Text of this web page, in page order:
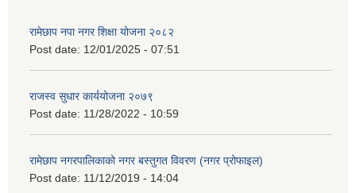
रामेछाप नपा नगर शिक्षा योजना २०८२
Post date: 12/01/2025 - 07:51
राजस्व सुधार कार्ययोजना २०७९
Post date: 11/28/2022 - 10:59
रामेछाप नगरपालिकाको नगर बस्तुगत विवरण (नगर प्रोफाइल)
Post date: 11/12/2019 - 14:04